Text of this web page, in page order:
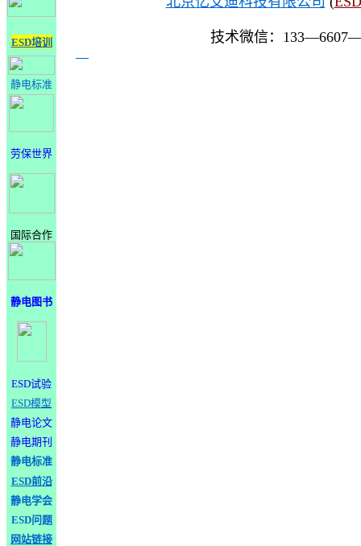
ESD培训
静电标准
劳保世界
国际合作
静电图书
ESD试验
ESD模型
静电论文
静电期刊
静电标准
ESD前沿
静电学会
ESD问题
网站链接
技术微信：